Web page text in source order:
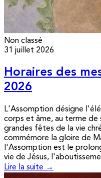
Non classé
31 juillet 2026
Horaires des
2026
L'Assomption désigne
corps et âme, au terme
grandes fêtes de la vie
commémore la gloire de
l'Assomption est le
vie de Jésus,
Lire la suite →